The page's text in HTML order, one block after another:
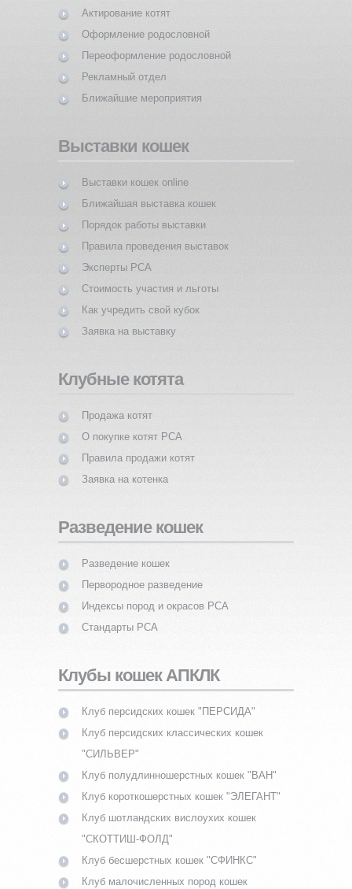
Актирование котят
Оформление родословной
Переоформление родословной
Рекламный отдел
Ближайшие мероприятия
Выставки кошек
Выставки кошек online
Ближайшая выставка кошек
Порядок работы выставки
Правила проведения выставок
Эксперты PCA
Стоимость участия и льготы
Как учредить свой кубок
Заявка на выставку
Клубные котята
Продажа котят
О покупке котят PCA
Правила продажи котят
Заявка на котенка
Разведение кошек
Разведение кошек
Первородное разведение
Индексы пород и окрасов PCA
Стандарты PCA
Клубы кошек АПКЛК
Клуб персидских кошек "ПЕРСИДА"
Клуб персидских классических кошек
"СИЛЬВЕР"
Клуб полудлинношерстных кошек "ВАН"
Клуб короткошерстных кошек "ЭЛЕГАНТ"
Клуб шотландских вислоухих кошек
"СКОТТИШ-ФОЛД"
Клуб бесшерстных кошек "СФИНКС"
Клуб малочисленных пород кошек